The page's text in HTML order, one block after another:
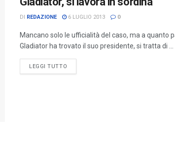
DI REDAZIONE 6 LUGLIO 2013 0
Mancano solo le ufficialità del caso, ma a quanto
Gladiator ha trovato il suo presidente, si tratta di ...
LEGGI TUTTO